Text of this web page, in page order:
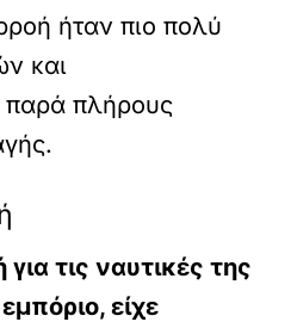
ήταν πιο πολύ
και
πλήρους
τις ναυτικές της
είχε